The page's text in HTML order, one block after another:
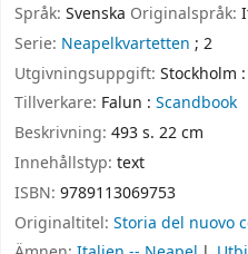
Språk: Svenska Originalspråk:
Serie: Neapelkvartetten ; 2
Utgivningsuppgift: Stockholm :
Tillverkare: Falun : Scandbook
Beskrivning: 493 s. 22 cm
Innehållstyp: text
ISBN: 9789113069753
Originaltitel: Storia del nuovo